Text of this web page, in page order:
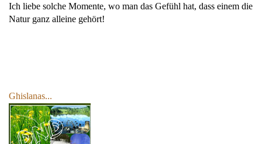
Ich liebe solche Momente, wo man das Gefühl hat, dass einem die
Natur ganz alleine gehört!
Ghislanas...